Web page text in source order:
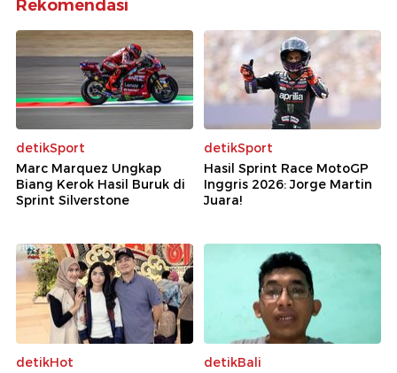
Rekomendasi
detikSport
Marc Marquez Ungkap
Biang Kerok Hasil Buruk di
Sprint Silverstone
detikSport
Hasil Sprint Race MotoGP
Inggris 2026: Jorge Martin
Juara!
detikHot
detikBali